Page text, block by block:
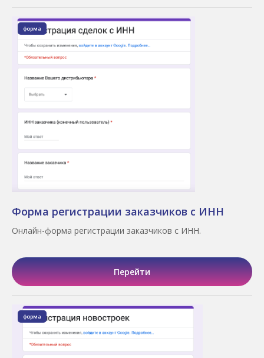
форма
Форма регистрации заказчиков с ИНН
Онлайн-форма регистрации заказчиков с ИНН.
Перейти
форма